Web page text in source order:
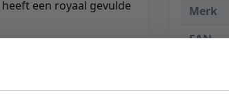
een royaal gevulde
Merk
EAN